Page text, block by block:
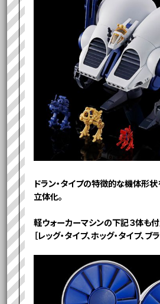
ドラン・タイプの特徴的な機体形
立体化。​
軽ウォーカーマシンの下記３体も付
［レッグ・タイプ、ホッグ・タイプ、ブ